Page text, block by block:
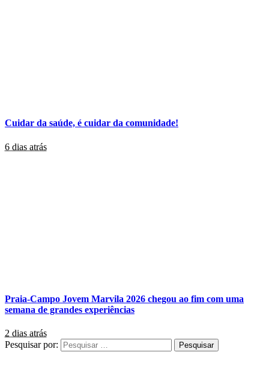
Cuidar da saúde, é cuidar da comunidade!
6 dias atrás
Praia-Campo Jovem Marvila 2026 chegou ao fim com uma
semana de grandes experiências
2 dias atrás
Pesquisar por: